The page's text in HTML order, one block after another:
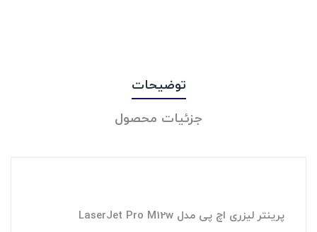
توضیحات
جزئیات محصول
پرینتر لیزری اچ پی مدل LaserJet Pro M12w